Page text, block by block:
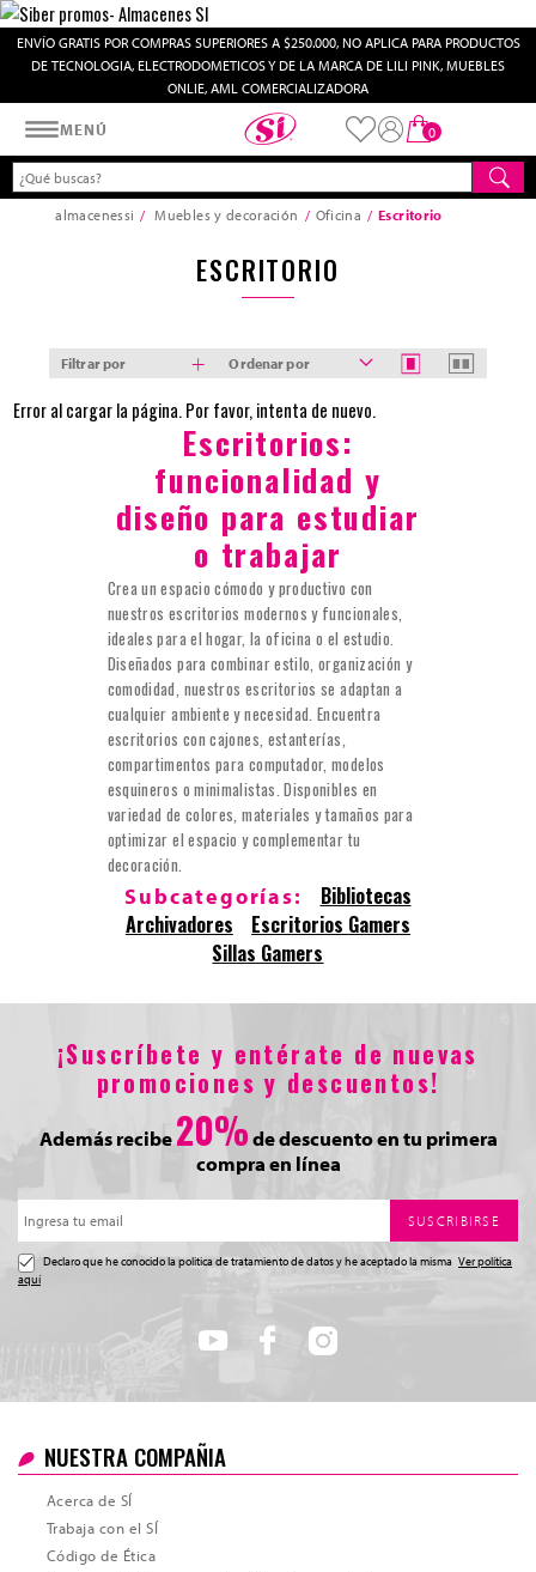
ENVÍO GRATIS POR COMPRAS SUPERIORES A $250.000, NO APLICA PARA PRODUCTOS
DE TECNOLOGIA, ELECTRODOMETICOS Y DE LA MARCA DE LILI PINK, MUEBLES
ONLIE, AML COMERCIALIZADORA
MENÚ
Almacenes SI
0
almacenessi Muebles y decoración Oficina Escritorio
ESCRITORIO
Filtrar por Ordenar por
Error al cargar la página. Por favor, intenta de nuevo.
Escritorios:
funcionalidad y
diseño para estudiar
o trabajar
Crea un espacio cómodo y productivo con
nuestros escritorios modernos y funcionales,
ideales para el hogar, la oficina o el estudio.
Diseñados para combinar estilo, organización y
comodidad, nuestros escritorios se adaptan a
cualquier ambiente y necesidad. Encuentra
escritorios con cajones, estanterías,
compartimentos para computador, modelos
esquineros o minimalistas. Disponibles en
variedad de colores, materiales y tamaños para
optimizar el espacio y complementar tu
decoración.
Subcategorías:
Bibliotecas
Archivadores
Escritorios Gamers
Sillas Gamers
¡Suscríbete y entérate de nuevas
promociones y descuentos!
Además recibe20%de descuento en tu primera
compra en línea
SUSCRIBIRSE
Declaro que he conocido la politica de tratamiento de datos y he aceptado la misma Ver política
aquí
NUESTRA COMPAÑIA
Acerca de SÍ
Trabaja con el SÍ
Código de Ética